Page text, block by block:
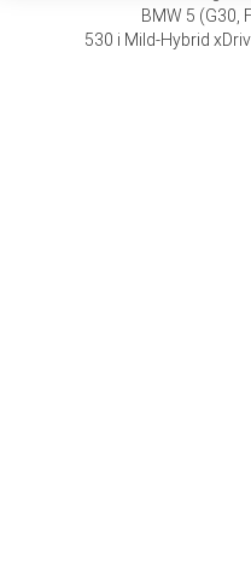
BMW 5 (G30,
530 i Mild-Hybrid